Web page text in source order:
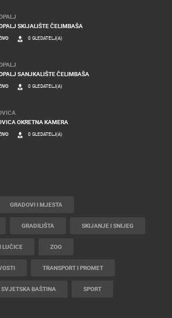
SKIJALIŠTE ČELIMBAŠA
0 GLEDATELJ(A)
SANJKALIŠTE ČELIMBAŠA
0 GLEDATELJ(A)
OKRETNA KAMERA
0 GLEDATELJ(A)
GRADOVI I MJESTA
GRADILIŠTA SKIJANJE I SNIJEG
LUČICE ZOO
TRANSPORT I PROMET
SVJETSKA BAŠTINA SPORT